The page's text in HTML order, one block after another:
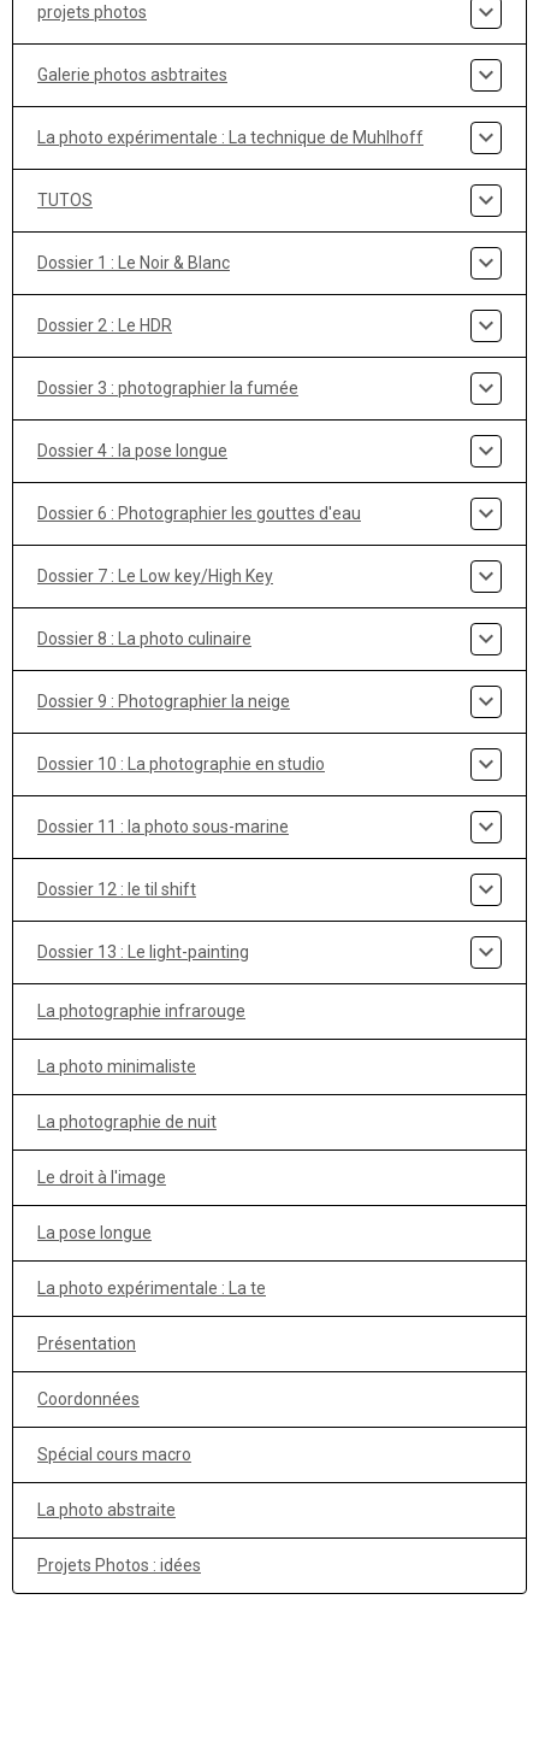
projets photos
Galerie photos asbtraites
La photo expérimentale : La technique de Muhlhoff
TUTOS
Dossier 1 : Le Noir & Blanc
Dossier 2 : Le HDR
Dossier 3 : photographier la fumée
Dossier 4 : la pose longue
Dossier 6 : Photographier les gouttes d'eau
Dossier 7 : Le Low key/High Key
Dossier 8 : La photo culinaire
Dossier 9 : Photographier la neige
Dossier 10 : La photographie en studio
Dossier 11 : la photo sous-marine
Dossier 12 : le til shift
Dossier 13 : Le light-painting
La photographie infrarouge
La photo minimaliste
La photographie de nuit
Le droit à l'image
La pose longue
La photo expérimentale : La te
Présentation
Coordonnées
Spécial cours macro
La photo abstraite
Projets Photos : idées